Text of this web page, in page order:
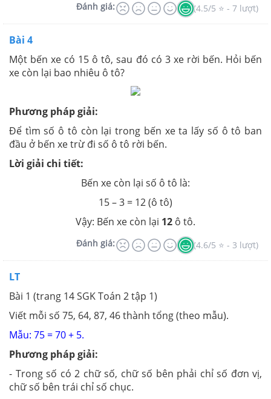
Đánh giá: (4.5/5 ⭐ - 7 lượt)
Bài 4
Một bến xe có 15 ô tô, sau đó có 3 xe rời bến. Hỏi bến
xe còn lại bao nhiêu ô tô?
Phương pháp giải:
Để tìm số ô tô còn lại trong bến xe ta lấy số ô tô ban
đầu ở bến xe trừ đi số ô tô rời bến.
Lời giải chi tiết:
Bến xe còn lại số ô tô là:
15 – 3 = 12 (ô tô)
Vậy: Bến xe còn lại 12 ô tô.
Đánh giá: (4.6/5 ⭐ - 3 lượt)
LT
Bài 1 (trang 14 SGK Toán 2 tập 1)
Viết mỗi số 75, 64, 87, 46 thành tổng (theo mẫu).
Mẫu: 75 = 70 + 5.
Phương pháp giải:
- Trong số có 2 chữ số, chữ số bên phải chỉ số đơn vị,
chữ số bên trái chỉ số chục.